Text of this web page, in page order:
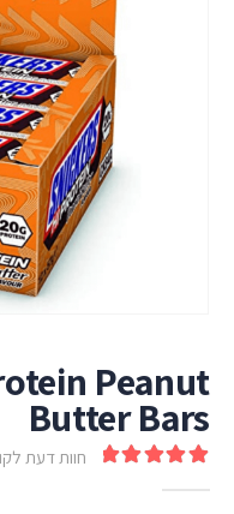
Peanut
Butter Bars
חוות דעת